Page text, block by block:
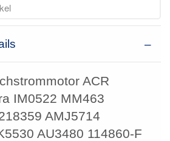
ACR
IM0522 MM463
AMJ5714
AU3480 114860-F